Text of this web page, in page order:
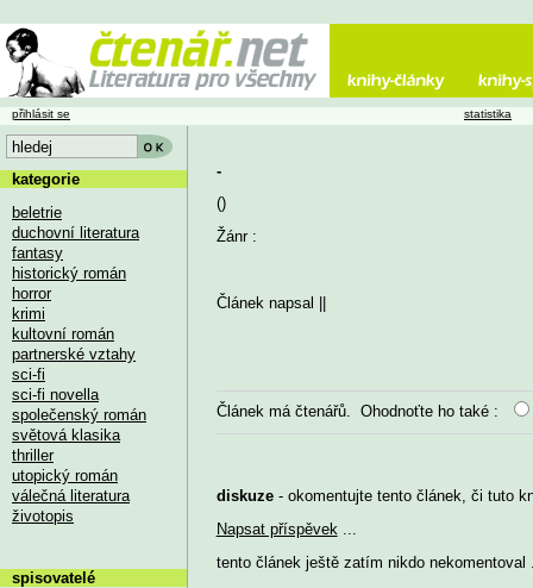
-
()
Žánr :
Článek napsal
Článek má čtenářů. Ohodnoťte ho také :
diskuze- okomentujte tento článek, či tuto
Napsat příspěvek
tento článek ještě zatím nikdo nekomentoval
přihlásit se statistika
kategorie
beletrie
duchovní literatura
fantasy
historický román
horror
krimi
kultovní román
partnerské vztahy
sci-fi
sci-fi novella
společenský román
světová klasika
thriller
utopický román
válečná literatura
životopis
spisovatelé